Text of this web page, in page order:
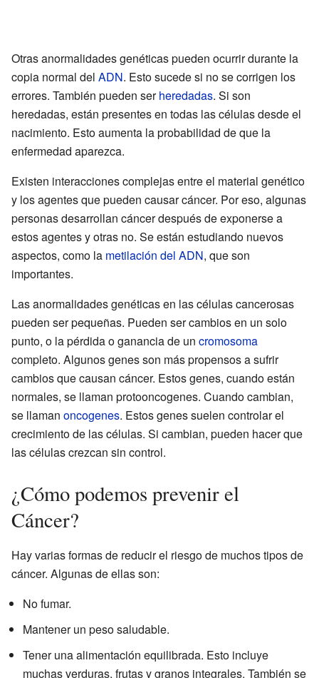
Otras anormalidades genéticas pueden ocurrir durante la
copia normal del ADN. Esto sucede si no se corrigen los
errores. También pueden serheredadas. Si son
heredadas, están presentes en todas las células desde el
nacimiento. Esto aumenta la probabilidad de que la
enfermedad aparezca.
Existen interacciones complejas entre el material genético
y los agentes que pueden causar cáncer. Por eso, algunas
personas desarrollan cáncer después de exponerse a
estos agentes y otras no. Se están estudiando nuevos
aspectos, como la metilación del ADN, que son
importantes.
Las anormalidades genéticas en las células cancerosas
pueden ser pequeñas. Pueden ser cambios en un solo
punto, o la pérdida o ganancia de un cromosoma
completo. Algunos genes son más propensos a sufrir
cambios que causan cáncer. Estos genes, cuando están
normales, se llaman protooncogenes. Cuando cambian,
se llaman oncogenes. Estos genes suelen controlar el
crecimiento de las células. Si cambian, pueden hacer que
las células crezcan sin control.
¿Cómo podemos prevenir el
Cáncer?
Hay varias formas de reducir el riesgo de muchos tipos de
cáncer. Algunas de ellas son:
No fumar.
Mantener un peso saludable.
Tener una alimentación equilibrada. Esto incluye
muchas verduras, frutas y granos integrales. También se